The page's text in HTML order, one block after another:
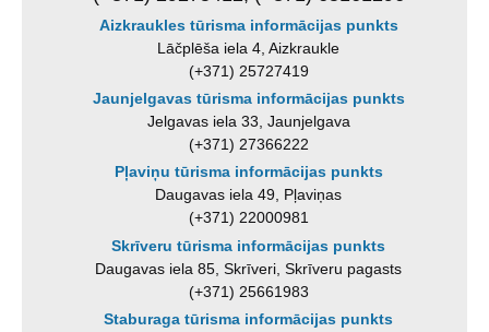
Aizkraukles tūrisma informācijas punkts
Lāčplēša iela 4, Aizkraukle
(+371) 25727419
Jaunjelgavas tūrisma informācijas punkts
Jelgavas iela 33, Jaunjelgava
(+371) 27366222
Pļaviņu tūrisma informācijas punkts
Daugavas iela 49, Pļaviņas
(+371) 22000981
Skrīveru tūrisma informācijas punkts
Daugavas iela 85, Skrīveri, Skrīveru pagasts
(+371) 25661983
Staburaga tūrisma informācijas punkts